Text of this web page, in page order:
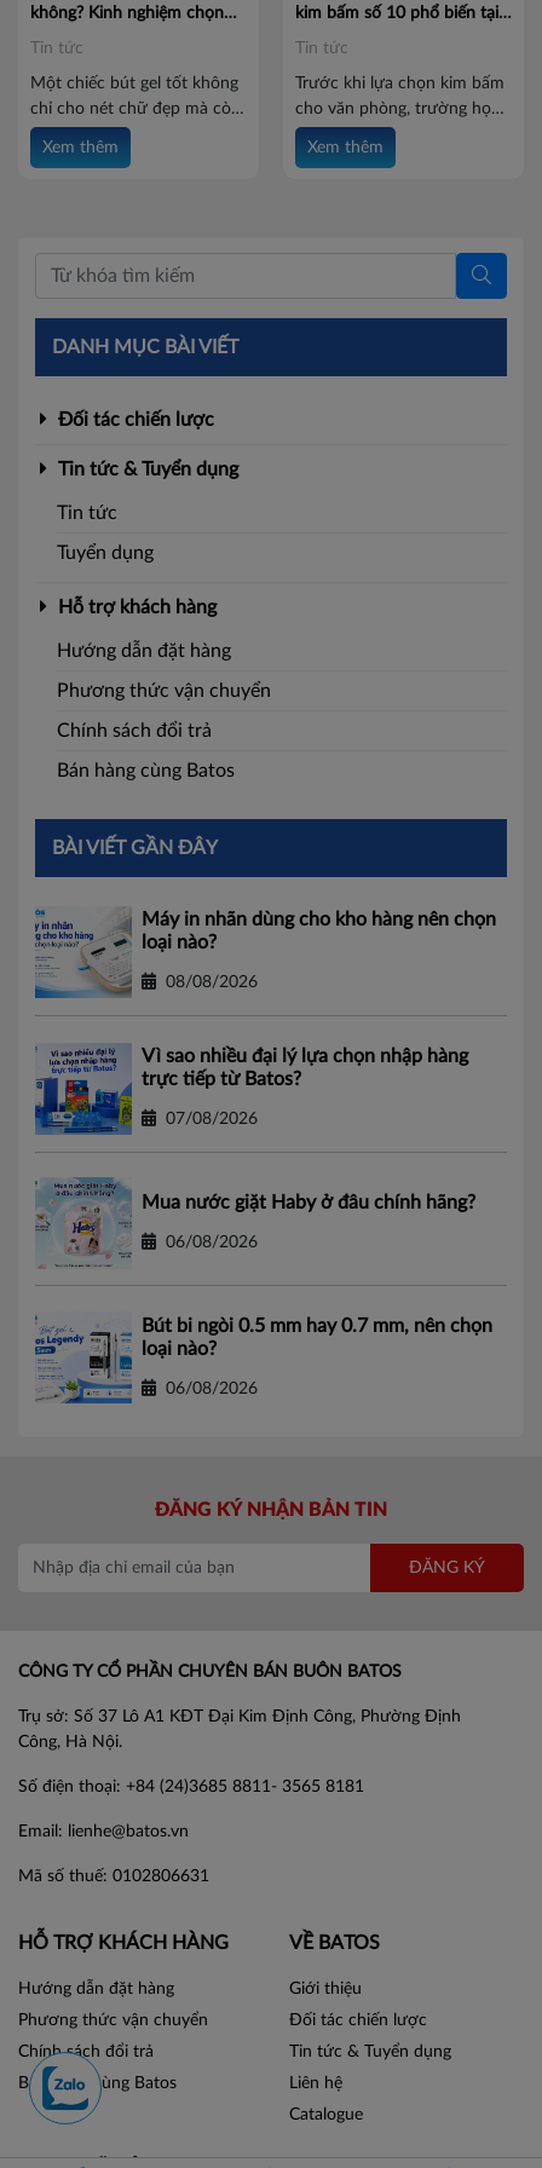
bài viết này nhé.
không? Kinh nghiệm chọn
bút gel chất lượng
Tin tức
Một chiếc bút gel tốt không
chỉ cho nét chữ đẹp mà còn
mang đến cảm giác viết êm
chất lượng dưới bài viết này.
Xem thêm
kim bấm số 10 phổ biến tại
Batos
Tin tức
Trước khi lựa chọn kim bấm
cho văn phòng, trường học
hay nhu cầu sử dụng cá
hợp? Cùng Batos khám phá
các loại kim bấm số 10 phổ
Xem thêm
DANH MỤC BÀI VIẾT
Đối tác chiến lược
Tin tức & Tuyển dụng
Tin tức
Tuyển dụng
Hỗ trợ khách hàng
Hướng dẫn đặt hàng
Phương thức vận chuyển
Chính sách đổi trả
Bán hàng cùng Batos
BÀI VIẾT GẦN ĐÂY
Máy in nhãn dùng cho kho hàng nên chọn
loại nào?
08/08/2026
Vì sao nhiều đại lý lựa chọn nhập hàng
trực tiếp từ Batos?
07/08/2026
Mua nước giặt Haby ở đâu chính hãng?
06/08/2026
Bút bi ngòi 0.5 mm hay 0.7 mm, nên chọn
loại nào?
06/08/2026
ĐĂNG KÝ NHẬN BẢN TIN
ĐĂNG KÝ
CÔNG TY CỔ PHẦN CHUYÊN BÁN BUÔN BATOS
Trụ sở: Số 37 Lô A1 KĐT Đại Kim Định Công, Phường Định
Công, Hà Nội.
Số điện thoại: +84 (24)3685 8811- 3565 8181
Email: lienhe@batos.vn
Mã số thuế: 0102806631
HỖ TRỢ KHÁCH HÀNG
Hướng dẫn đặt hàng
Phương thức vận chuyển
Chính sách đổi trả
Bán hàng cùng Batos
VỀ BATOS
Giới thiệu
Đối tác chiến lược
Tin tức & Tuyển dụng
Liên hệ
Catalogue